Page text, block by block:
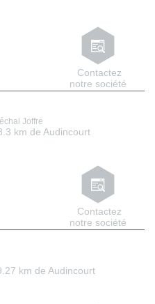
Contactez
notre société
Joffre
km de Audincourt
Contactez
notre société
km de Audincourt